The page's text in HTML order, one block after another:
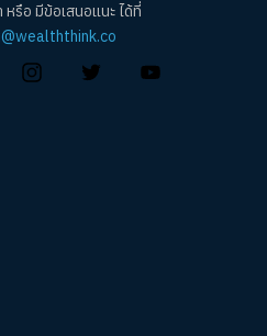
รือ มีข้อเสนอแนะ ได้ที่